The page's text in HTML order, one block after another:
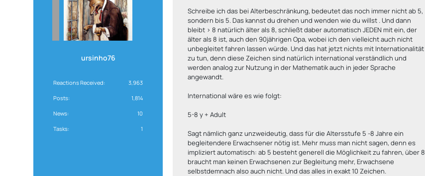
ursinho76
Reactions Received 3,963
Posts 1,814
News 10
Tasks 1
Schreibe ich das bei Alterbeschränkung, bedeutet das noch immer nicht ab 5,
sondern bis 5. Das kannst du drehen und wenden wie du willst . Und dann
bleibt > 8 natürlich älter als 8, schließt daber automatisch JEDEN mit ein, der
älter als 8 ist, auch den 90jährigen Opa, wobei ich den vielleicht auch nicht
unbegleitet fahren lassen würde. Und das hat jetzt nichts mit Internationalität
zu tun, denn diese Zeichen sind natürlich international verständlich und
werden analog zur Nutzung in der Mathematik auch in jeder Sprache
angewandt.
International wäre es wie folgt:
5-8 y + Adult
Sagt nämlich ganz unzweideutig, dass für die Altersstufe 5 -8 Jahre ein
begleitendere Erwachsener nötig ist. Mehr muss man nicht sagen, denn es
impliziert automatisch: ab 5 besteht generell die Möglichkeit zu fahren, über 8
braucht man keinen Erwachsenen zur Begleitung mehr, Erwachsene
selbstdemnach also auch nicht. Und das alles in exakt 10 Zeichen.